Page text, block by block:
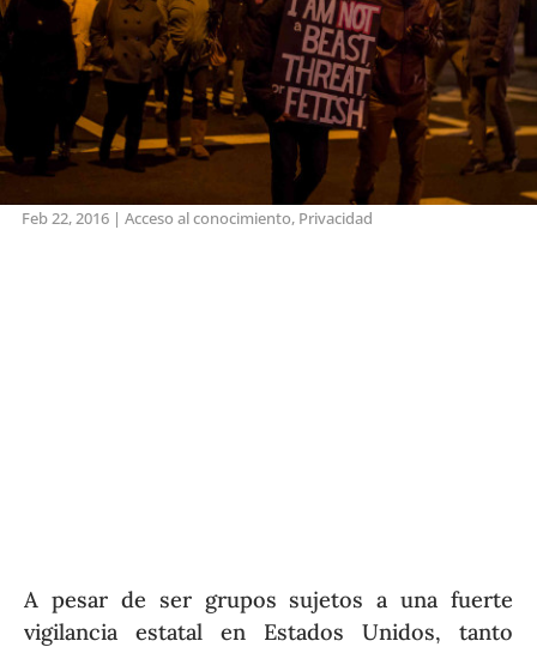
Feb 22, 2016| Acceso al conocimiento, Privacidad
A pesar de ser grupos sujetos a una fuerte
vigilancia estatal en Estados Unidos, tanto